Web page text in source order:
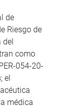
de
Riesgo de
del
como
054-20-
el
médica